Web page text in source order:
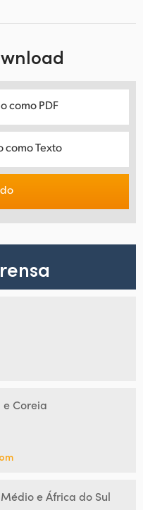
como PDF
como Texto
e Coreia
e África do Sul